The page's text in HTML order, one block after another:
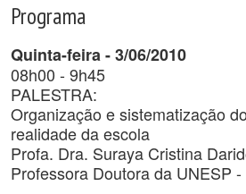
Programa
Quinta-feira - 3/06/2010
08h00 - 9h45
PALESTRA:
Organização e sistematização
realidade da escola
Profa. Dra. Suraya Cristina
Professora Doutora da UNESP